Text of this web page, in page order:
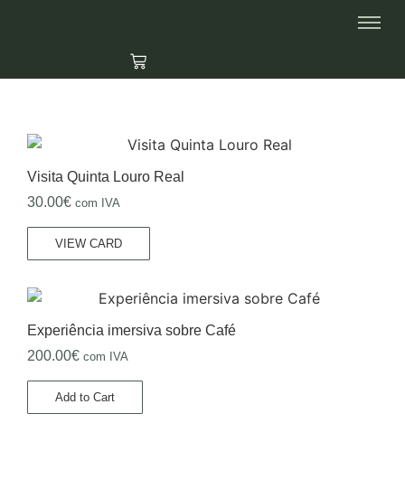
Visita Quinta Louro Real
30.00€ com IVA
VIEW CARD
Experiência imersiva sobre Café
200.00€ com IVA
Add to Cart